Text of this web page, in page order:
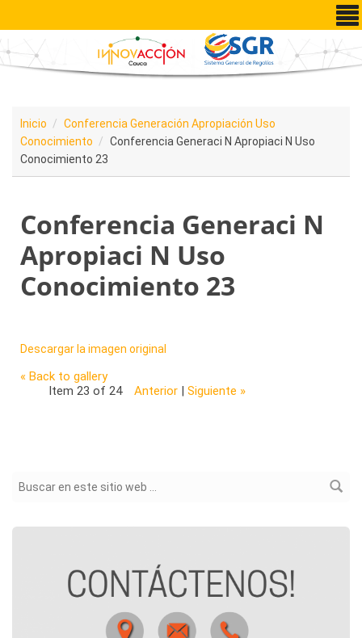
Pasar al contenido principal
Inicio
Conferencia Generación Apropiación Uso
Conocimiento
Conferencia Generaci N Apropiaci N Uso
Conocimiento 23
Conferencia Generaci N
Apropiaci N Uso
Conocimiento 23
Descargar la imagen original
« Back to gallery
Item 23 of 24
Anterior| Siguiente »
Formulario de búsqueda